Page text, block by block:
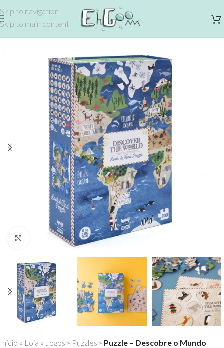
Skip to navigation
Skip to main content
Click to enlarge
Início » Loja » Jogos » Puzzles » Puzzle – Descobre o Mundo